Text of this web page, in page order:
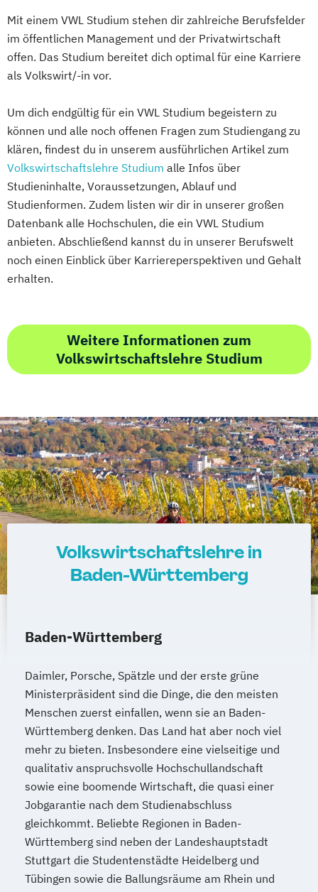
Mit einem VWL Studium stehen dir zahlreiche Berufsfelder
im öffentlichen Management und der Privatwirtschaft
offen. Das Studium bereitet dich optimal für eine Karriere
als Volkswirt/-in vor.
Um dich endgültig für ein VWL Studium begeistern zu
können und alle noch offenen Fragen zum Studiengang zu
klären, findest du in unserem ausführlichen Artikel zum
Volkswirtschaftslehre Studium alle Infos über
Studieninhalte, Voraussetzungen, Ablauf und
Studienformen. Zudem listen wir dir in unserer großen
Datenbank alle Hochschulen, die ein VWL Studium
anbieten. Abschließend kannst du in unserer Berufswelt
noch einen Einblick über Karriereperspektiven und Gehalt
erhalten.
Weitere Informationen zum
Volkswirtschaftslehre Studium
Volkswirtschaftslehre in
Baden-Württemberg
Baden-Württemberg
Daimler, Porsche, Spätzle und der erste grüne
Ministerpräsident sind die Dinge, die den meisten
Menschen zuerst einfallen, wenn sie an Baden-
Württemberg denken. Das Land hat aber noch viel
mehr zu bieten. Insbesondere eine vielseitige und
qualitativ anspruchsvolle Hochschullandschaft
sowie eine boomende Wirtschaft, die quasi einer
Jobgarantie nach dem Studienabschluss
gleichkommt. Beliebte Regionen in Baden-
Württemberg sind neben der Landeshauptstadt
Stuttgart die Studentenstädte Heidelberg und
Tübingen sowie die Ballungsräume am Rhein und